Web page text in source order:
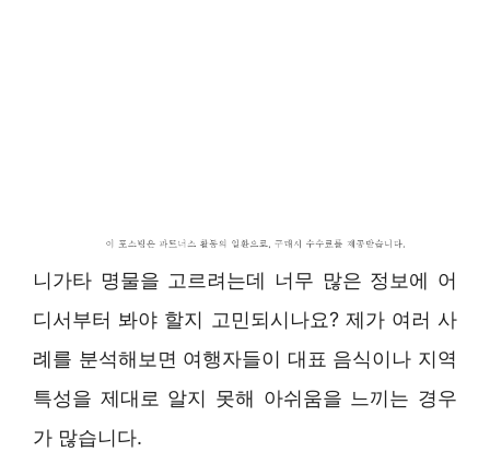
니가타 명물을 고르려는데 너무 많은 정보에 어
디서부터 봐야 할지 고민되시나요? 제가 여러 사
례를 분석해보면 여행자들이 대표 음식이나 지역
특성을 제대로 알지 못해 아쉬움을 느끼는 경우
가 많습니다.